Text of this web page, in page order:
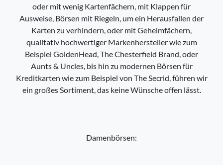
oder mit wenig Kartenfächern, mit Klappen für
Ausweise, Börsen mit Riegeln, um ein Herausfallen der
Karten zu verhindern, oder mit Geheimfächern,
qualitativ hochwertiger Markenhersteller wie zum
Beispiel GoldenHead, The Chesterfield Brand, oder
Aunts & Uncles, bis hin zu modernen Börsen für
Kreditkarten wie zum Beispiel von The Secrid, führen wir
ein großes Sortiment, das keine Wünsche offen lässt.
Damenbörsen: